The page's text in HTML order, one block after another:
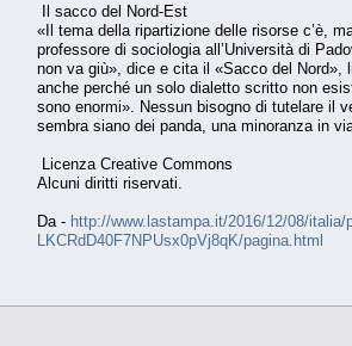
Il sacco del Nord-Est
«Il tema della ripartizione delle risorse c’è,
professore di sociologia all’Università di
non va giù», dice e cita il «Sacco del Nord»,
anche perché un solo dialetto scritto non
sono enormi». Nessun bisogno di tutelare il
sembra siano dei panda, una minoranza in
Licenza Creative Commons
Alcuni diritti riservati.
Da - http://www.lastampa.it/2016/12/08/
LKCRdD40F7NPUsx0pVj8qK/pagina.html